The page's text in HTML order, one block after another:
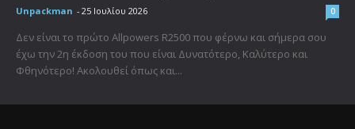
Unpackman - 25 Ιουλίου 2026 0
Δεν είναι το πρώτο Allpowers R2500 που φέρνω και σήμερα σου
έχω την 2η έκδοση του που είναι Δυνατότερο, Καλύτερο και
Φθηνότερο! Ακολουθεί όπως και...